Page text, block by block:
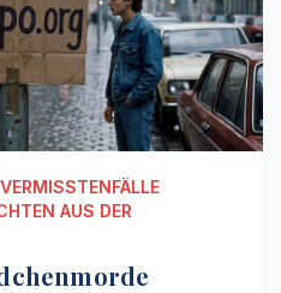
VERMISSTENFÄLLE
AUS DER